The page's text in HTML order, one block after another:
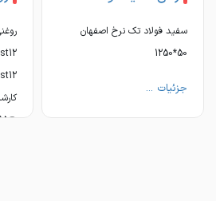
سفید فولاد تک نرخ اصفهان
50*1250
جزئیات ...
☎️0315 ...